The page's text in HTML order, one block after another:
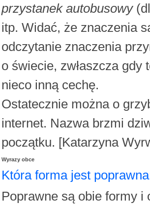
przystanek autobusowy
itp. Widać, że znaczenia
odczytanie znaczenia
o świecie, zwłaszcza
nieco inną cechę.
Ostatecznie można o
internet. Nazwa brzmi
początku. [Katarzyna
Wyrazy obce
Która forma jest
Poprawne są obie formy